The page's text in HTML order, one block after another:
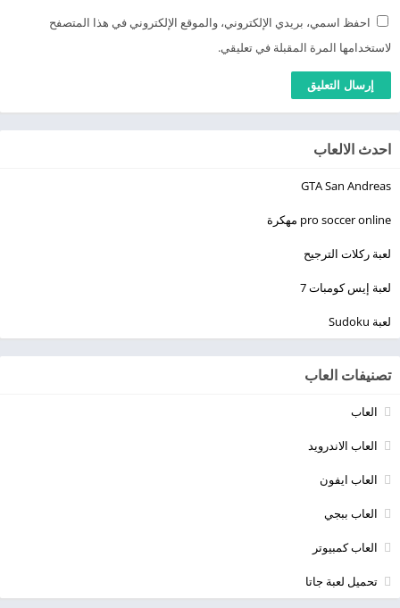
احفظ اسمي، بريدي الإلكتروني، والموقع الإلكتروني في هذا المتصفح
لاستخدامها المرة المقبلة في تعليقي.
احدث الالعاب
GTA San Andreas
pro soccer online مهكرة
لعبة ركلات الترجيح
لعبة إيس كومبات 7
لعبة Sudoku
تصنيفات العاب
العاب
العاب الاندرويد
العاب ايفون
العاب ببجي
العاب كمبيوتر
تحميل لعبة جاتا